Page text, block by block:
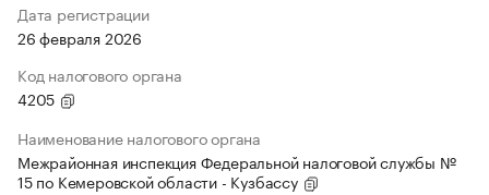
Дата регистрации
26 февраля 2026
Код налогового органа
4205
Наименование налогового органа
Межрайонная инспекция Федеральной налоговой службы №
15 по Кемеровской области - Кузбассу